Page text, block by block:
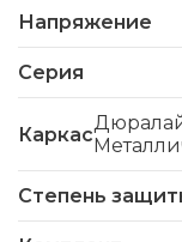
Напряжение
Серия
Каркас
Степень